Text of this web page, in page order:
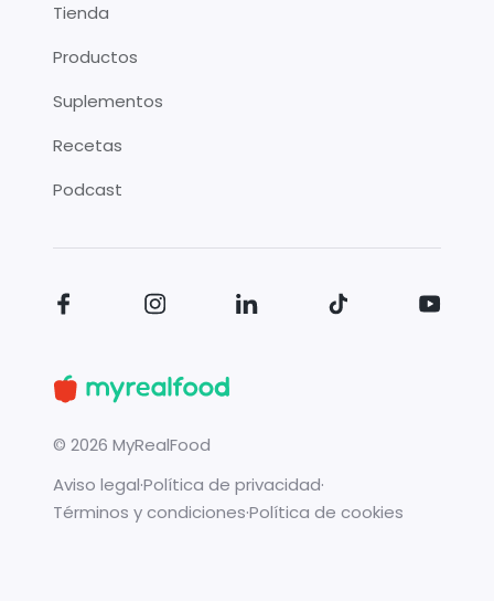
Tienda
Productos
Suplementos
Recetas
Podcast
© 2026 MyRealFood
Aviso legal·Política de privacidad·
Términos y condiciones·Política de cookies